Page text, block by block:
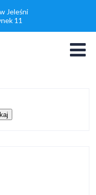
Jeleśni
11